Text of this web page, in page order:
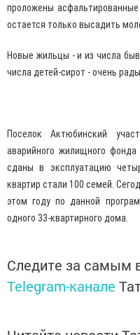
проложены
остается только высадить
Новые жильцы - и из числа
числа детей-сирот - очень
Поселок Актюбинский
аварийного жилищного
сданы в эксплуатацию
квартир стали 100 семей.
этом году по данной
одного 33-квартирного дома.
Следите за самым
Telegram-канале